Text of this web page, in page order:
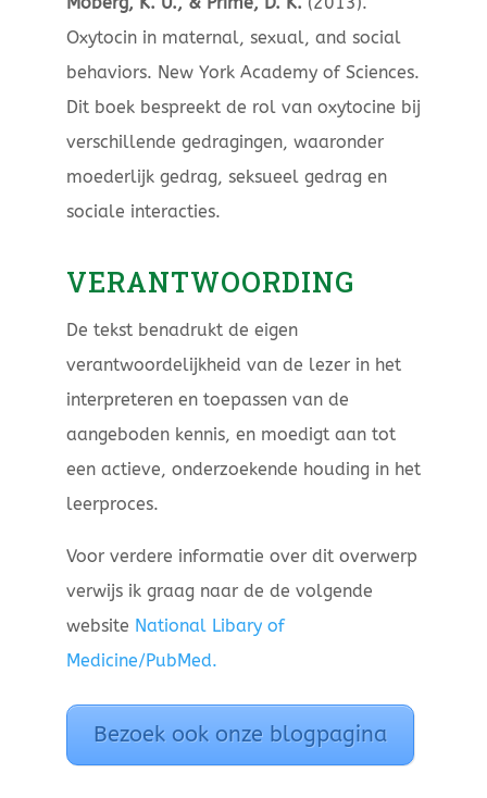
Oxytocin in maternal, sexual, and social
behaviors. New York Academy of Sciences.
Dit boek bespreekt de rol van oxytocine bij
verschillende gedragingen, waaronder
moederlijk gedrag, seksueel gedrag en
sociale interacties.
VERANTWOORDING
De tekst benadrukt de eigen
verantwoordelijkheid van de lezer in het
interpreteren en toepassen van de
aangeboden kennis, en moedigt aan tot
een actieve, onderzoekende houding in het
leerproces.
Voor verdere informatie over dit overwerp
verwijs ik graag naar de de volgende
website National Libary of
Medicine/PubMed.
Bezoek ook onze blogpagina